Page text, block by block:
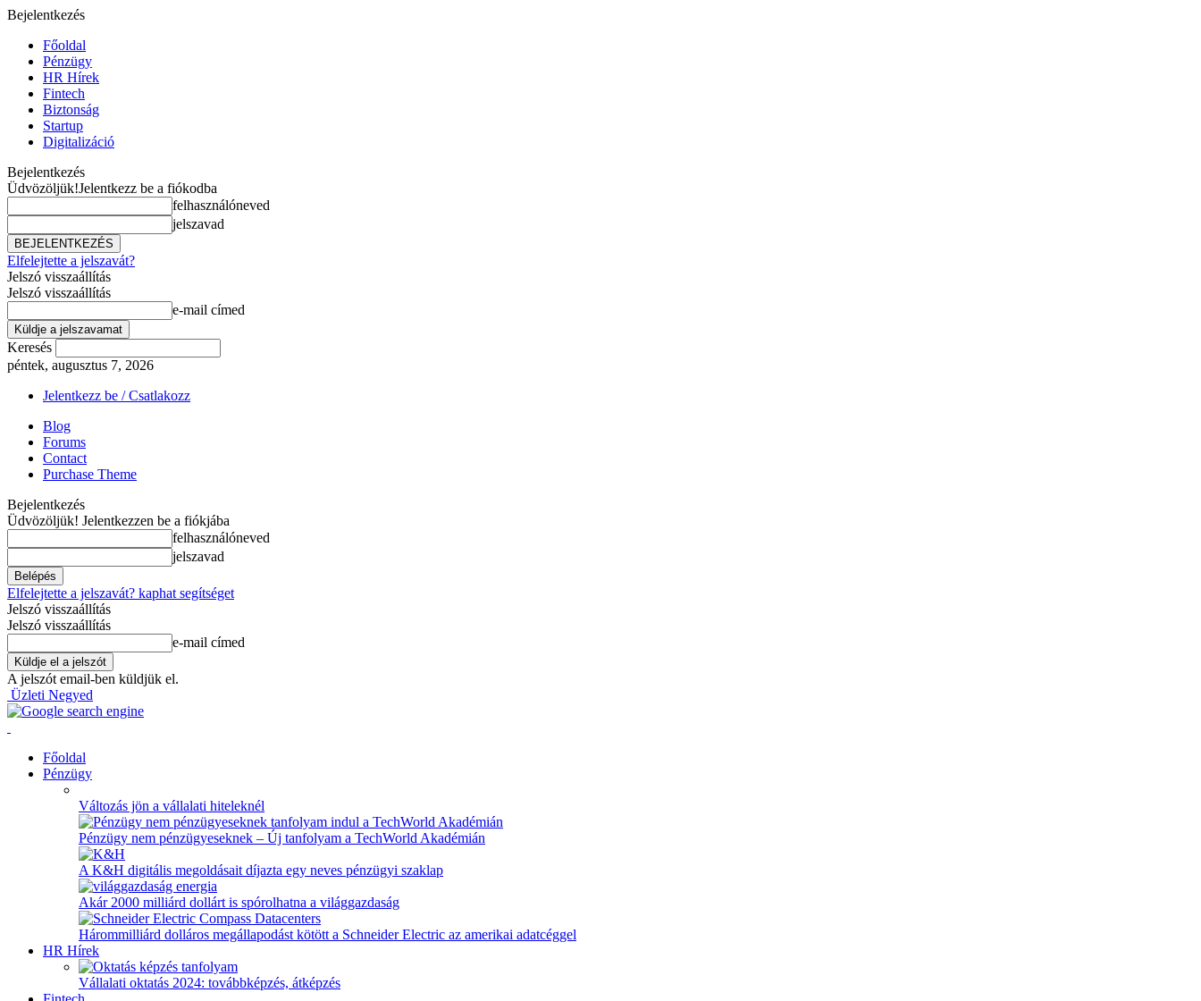
Bejelentkezés
Főoldal
Pénzügy
HR Hírek
Fintech
Biztonság
Startup
Digitalizáció
Bejelentkezés
Üdvözöljük!Jelentkezz be a fiókodba
felhasználóneved
jelszavad
Elfelejtette a jelszavát?
Jelszó visszaállítás
Jelszó visszaállítás
e-mail címed
Keresés
péntek, augusztus 7, 2026
Jelentkezz be / Csatlakozz
Blog
Forums
Contact
Purchase Theme
Bejelentkezés
Üdvözöljük! Jelentkezzen be a fiókjába
felhasználóneved
jelszavad
Elfelejtette a jelszavát? kaphat segítséget
Jelszó visszaállítás
Jelszó visszaállítás
e-mail címed
A jelszót email-ben küldjük el.
Üzleti Negyed
Főoldal
Pénzügy
Változás jön a vállalati hiteleknél
Pénzügy nem pénzügyeseknek – Új tanfolyam a TechWorld Akadémián
A K&H digitális megoldásait díjazta egy neves pénzügyi szaklap
Akár 2000 milliárd dollárt is spórolhatna a világgazdaság
Hárommilliárd dolláros megállapodást kötött a Schneider Electric az amerikai adatcéggel
HR Hírek
Vállalati oktatás 2024: továbbképzés, átképzés